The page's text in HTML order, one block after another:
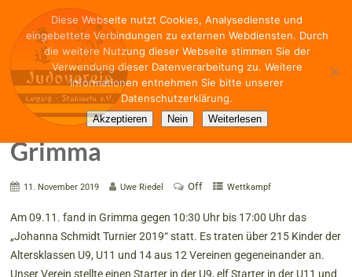
Johanna Schmidt Turnier
Grimma
11. November 2019 Uwe Riedel Off Wettkampf
Am09.11. fand inGrimma gegen 10:30 Uhr bis 17:00 Uhr das
„Johanna Schmidt Turnier 2019“ statt. Es traten über 215 Kinder der
Altersklassen U9, U11 und 14 aus 12 Vereinen gegeneinander an.
Unser Verein stellte einen Starter in der U9, elf Starter in der U11 und
Diese Webseite nutzt Cookies, Analysedienste und
eingebettete Verbindungen zu externen Webdiensten. Durch
die weitere Nutzung dieser Webseite stimmen Sie der
Verwendung dieser Datenverarbeitung zu. Weitere
Informationen entnehmen Sie bitte unserer
Datenschutzerklärung.
Akzeptieren Nein Weiterlesen